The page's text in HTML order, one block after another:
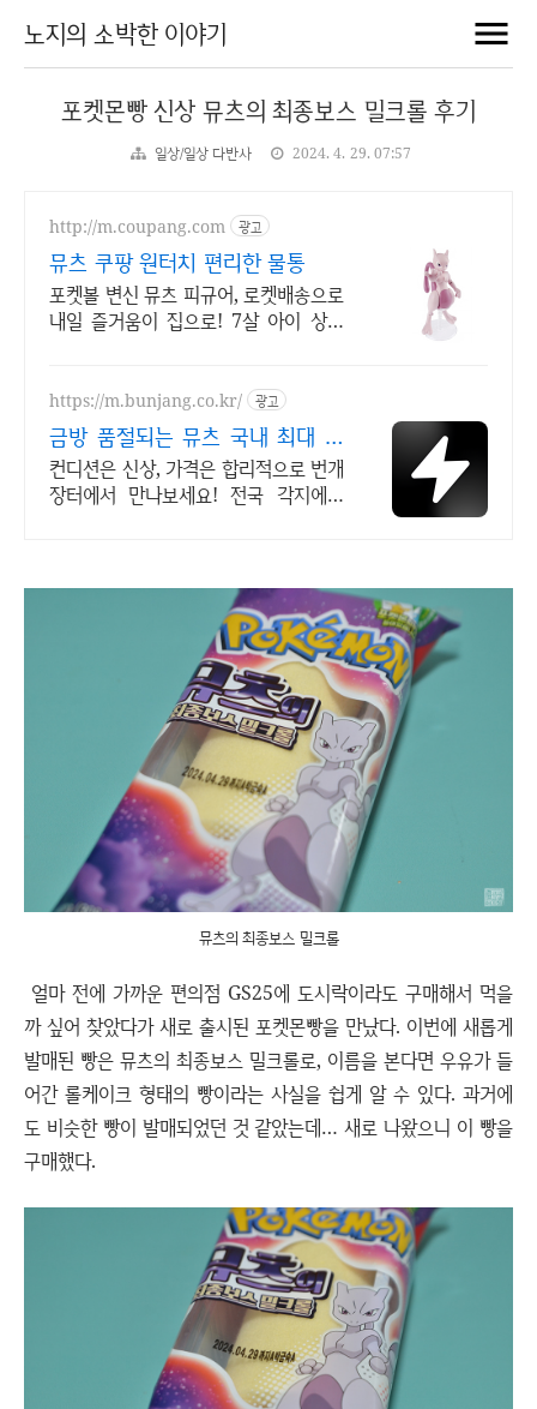
노지의 소박한 이야기
포켓몬빵 신상 뮤츠의 최종보스 밀크롤 후기
일상/일상 다반사 2024. 4. 29. 07:57
http://m.coupang.com 광고
뮤츠 쿠팡 원터치 편리한 물통
포켓볼 변신 뮤츠 피규어, 로켓배송으로
내일 즐거움이 집으로! 7살 아이 상상
https://m.bunjang.co.kr/ 광고
금방 품절되는 뮤츠 국내 최대 브
랜드 중고거래
컨디션은 신상, 가격은 합리적으로 번개
장터에서 만나보세요! 전국 각지에서
뮤츠의 최종보스 밀크롤
얼마 전에 가까운 편의점 GS25에 도시락이라도 구매해서 먹을
까 싶어 찾았다가 새로 출시된 포켓몬빵을 만났다. 이번에 새롭게
발매된 빵은 뮤츠의 최종보스 밀크롤로, 이름을 본다면 우유가 들
어간 롤케이크 형태의 빵이라는 사실을 쉽게 알 수 있다. 과거에
도 비슷한 빵이 발매되었던 것 같았는데… 새로 나왔으니 이 빵을
구매했다.